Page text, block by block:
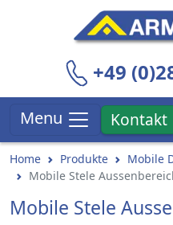
+49
Menu Kontakt
Home Produkte
Mobile
Mobile Stele
Mobile Stele